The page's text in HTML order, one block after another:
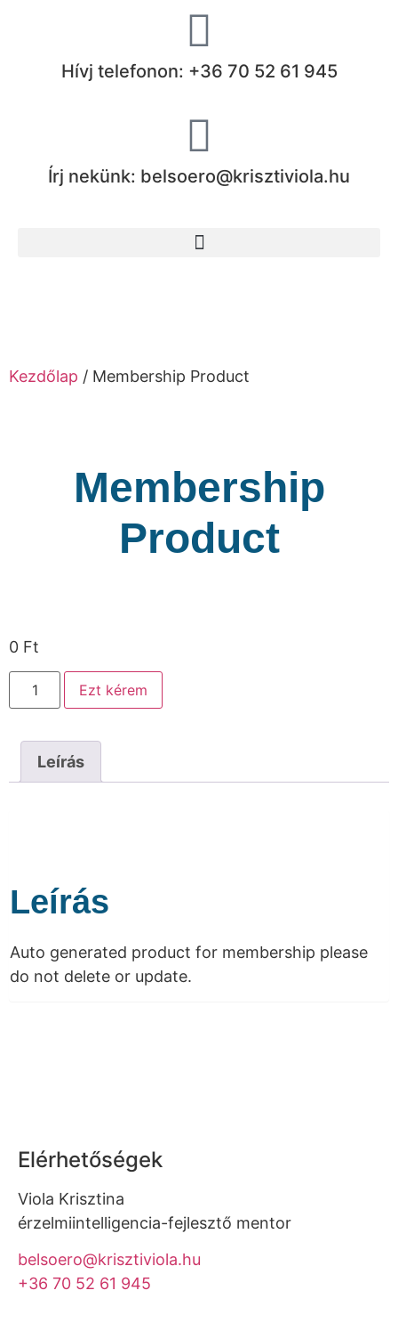
Hívj telefonon: +36 70 52 61 945
Írj nekünk: belsoero@krisztiviola.hu
Kezdőlap / Membership Product
Membership
Product
0 Ft
Ezt kérem
Leírás
Leírás
Auto generated product for membership please
do not delete or update.
Elérhetőségek
Viola Krisztina
érzelmiintelligencia-fejlesztő mentor
belsoero@krisztiviola.hu
+36 70 52 61 945